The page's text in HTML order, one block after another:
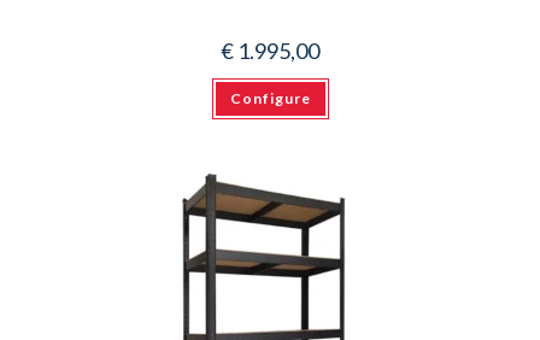
€ 1.995,00
Configure